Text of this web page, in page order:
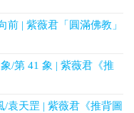
| 紫薇君「圓滿佛教」
/第 41 象 | 紫薇君《推
袁天罡 | 紫薇君《推背圖